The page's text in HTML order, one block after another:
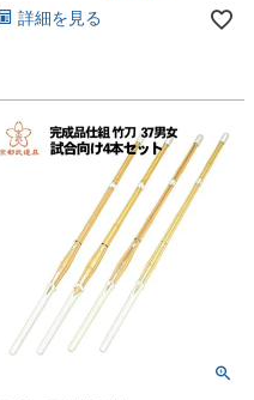
詳細を見る